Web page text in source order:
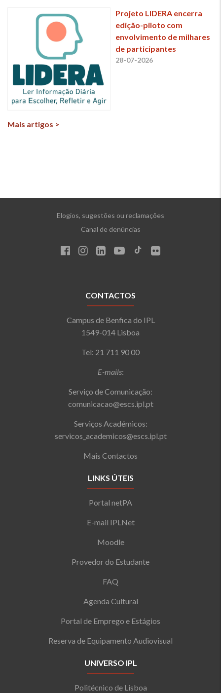
Projeto LIDERA encerra
edição-piloto com
envolvimento de milhares
de participantes
28-07-2026
Mais artigos >
Elogios, sugestões ou reclamações
Canal de denúncias
CONTACTOS
Campus de Benfica do IPL
1549-014 Lisboa
Tel: 21 711 90 00
E-mails:
Serviço de Comunicação:
comunicacao@escs.ipl.pt
Serviços Académicos:
servicos_academicos@escs.ipl.pt
Mais Contactos
LINKS ÚTEIS
Portal netPA
E-mail IPLNet
Moodle
Provedor do Estudante
FAQ
Agenda Cultural
Portal de Emprego e Estágios
Reserva de Equipamento Audiovisual
UNIVERSO IPL
Politécnico de Lisboa